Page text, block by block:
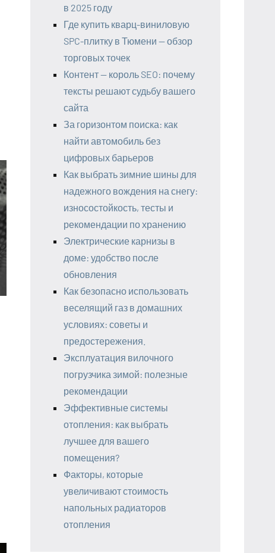
в 2025 году
Где купить кварц-виниловую
SPC-плитку в Тюмени — обзор
торговых точек
Контент — король SEO: почему
тексты решают судьбу вашего
сайта
За горизонтом поиска: как
найти автомобиль без
цифровых барьеров
Как выбрать зимние шины для
надежного вождения на снегу:
износостойкость, тесты и
рекомендации по хранению
Электрические карнизы в
доме: удобство после
обновления
Как безопасно использовать
веселящий газ в домашних
условиях: советы и
предостережения.
Эксплуатация вилочного
погрузчика зимой: полезные
рекомендации
Эффективные системы
отопления: как выбрать
лучшее для вашего
помещения?
Факторы, которые
увеличивают стоимость
напольных радиаторов
отопления